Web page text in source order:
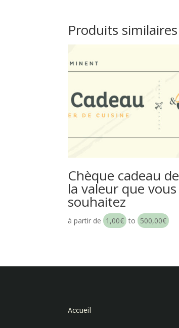
Produits similaires
Chèque cadeau de
la valeur que vous
souhaitez
à partir de 1,00€ to 500,00€
Accueil